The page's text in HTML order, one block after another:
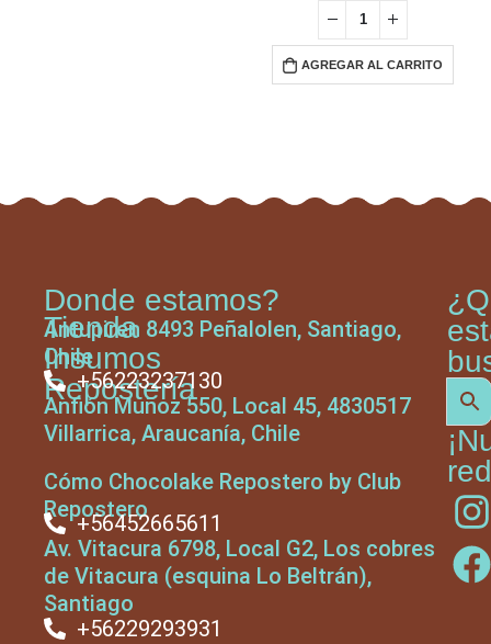
AGREGAR AL CARRITO
Tienda
Insumos
Repostería
Donde estamos?
Antupiren 8493 Peñalolen, Santiago,
Chile
+56223237130
Anfión Muñoz 550, Local 45, 4830517
Villarrica, Araucanía, Chile
Cómo Chocolake Repostero by Club
Repostero
+56452665611
Av. Vitacura 6798, Local G2, Los cobres
de Vitacura (esquina Lo Beltrán),
Santiago
+56229293931